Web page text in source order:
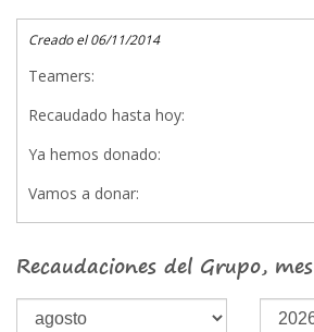
Creado el 06/11/2014
Teamers:
Recaudado hasta hoy:
Ya hemos donado:
Vamos a donar:
Recaudaciones del Grupo,